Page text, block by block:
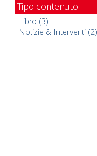
Tipo contenuto
Libro (3)
Notizie & Interventi (2)